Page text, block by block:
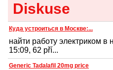
Diskuse
Куда устроиться в Москве:...
найти работу электриком в
15:09, 62 pří...
Generic Tadalafil 20mg price